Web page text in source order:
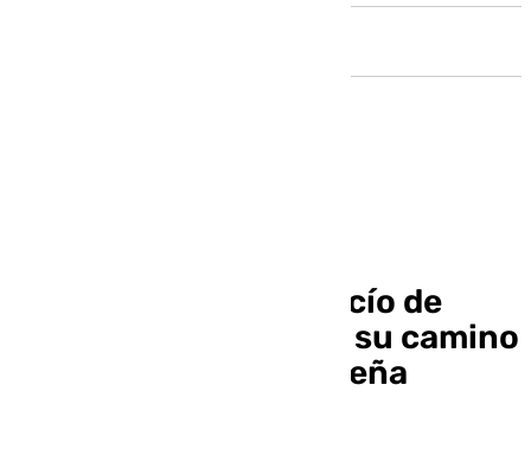
La Hermandad del Rocío de
Sevilla Sur emprende su camino
hacia la aldea almonteña